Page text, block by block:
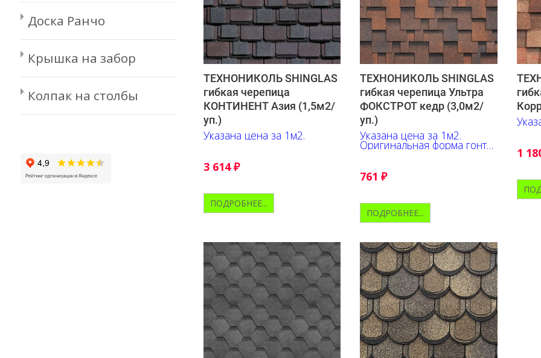
ТЕХНОНИКОЛЬ SHINGLAS
гибкая черепица
КОНТИНЕНТ Азия (1,5м2/
уп.)
Указана цена за 1м2.
3 614₽
ПОДРОБНЕЕ...
ТЕХНОНИКОЛЬ SHINGLAS
гибкая черепица Ультра
ФОКСТРОТ кедр (3,0м2/
уп.)
Указана цена за 1м2.
Оригинальная форма гонта,
выгодно подчёркивает
переливы и контрастные
акценты.
761₽
ПОДРОБНЕЕ...
1
Доска Ранчо
Крышка на забор
Колпак на столбы